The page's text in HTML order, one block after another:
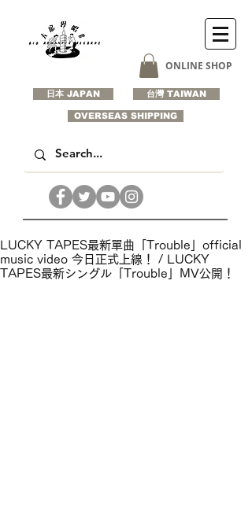
日本 JAPAN
ONLINE SHOP
台灣 TAIWAN
OVERSEAS SHIPPING
LUCKY TAPES最新單曲「Trouble」official
music video 今日正式上線！ / LUCKY
TAPES最新シングル「Trouble」MV公開！